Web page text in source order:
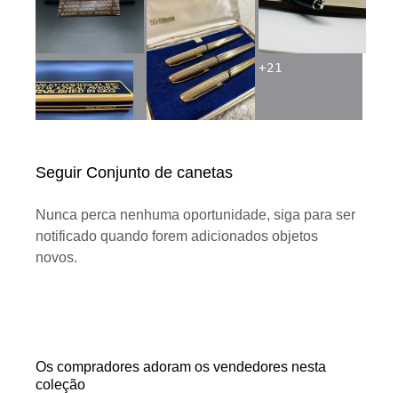
Seguir Conjunto de canetas
Nunca perca nenhuma oportunidade, siga para ser
notificado quando forem adicionados objetos
novos.
+21
Os compradores adoram os vendedores nesta
coleção